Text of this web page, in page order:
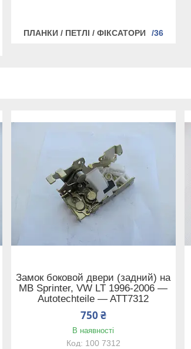
ПЛАНКИ / ПЕТЛІ / ФІКСАТОРИ 36
Замок боковой двери (задний) на
MB Sprinter, VW LT 1996-2006 —
Autotechteile — ATT7312
750 ₴
В наявності
100 7312